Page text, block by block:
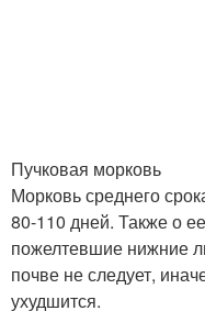
Пучковая морковь
Морковь среднего
80-110 дней. Также о
пожелтевшие нижние
почве не следует,
ухудшится.